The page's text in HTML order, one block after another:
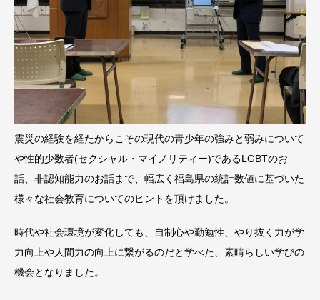
震災の経験を経たからこその現代の青少年の強みと弱みについて
や性的少数者(セクシャル・マイノリティー)であるLGBTのお
話、非認知能力のお話まで、幅広く福島県の統計数値に基づいた
様々な社会教育についてのヒントを頂けました。
時代や社会環境が変化しても、自制心や勤勉性、やり抜く力が学
力向上や人間力の向上に繋がるのだと学べた、素晴らしい学びの
機会となりました。